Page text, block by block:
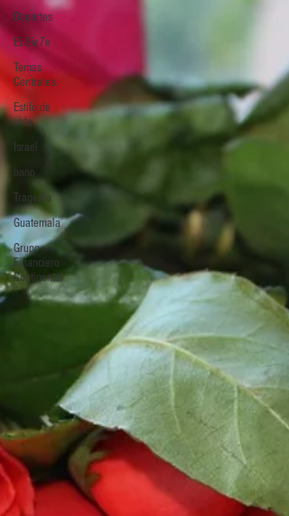
Deportes
El Sie7e
Temas
Centrales
Estilo de
vida
Israel
bano
Tragedia
Guatemala
Grupo
Financiero
Continental